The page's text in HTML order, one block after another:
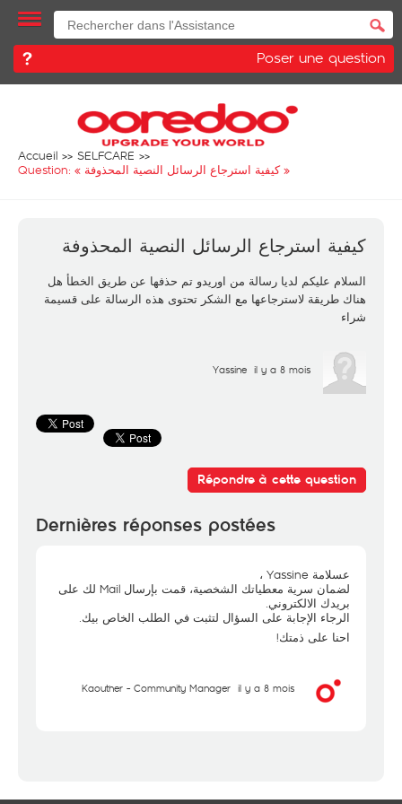
Poser une question
Accueil
SELFCARE
Question: « كيفية استرجاع الرسائل النصية المحذوفة»
كيفية استرجاع الرسائل النصية المحذوفة
السلام عليكم لديا رسالة من اوريدو تم حذفها عن طريق الخطأ هل
هناك طريقة لاسترجاعها مع الشكر تحتوى هذه الرسالة على قسيمة
شراء
Yassine il y a 8 mois
Répondre à cette question
Dernières réponses postées
عسلامة Yassine ،
لضمان سرية معطياتك الشخصية، قمت بإرسال Mail لك على
بريدك الالكتروني.
الرجاء الإجابة على السؤال لتثبت في الطلب الخاص بيك.
احنا على ذمتك!
Kaouther - Community Manager il y a 8 mois